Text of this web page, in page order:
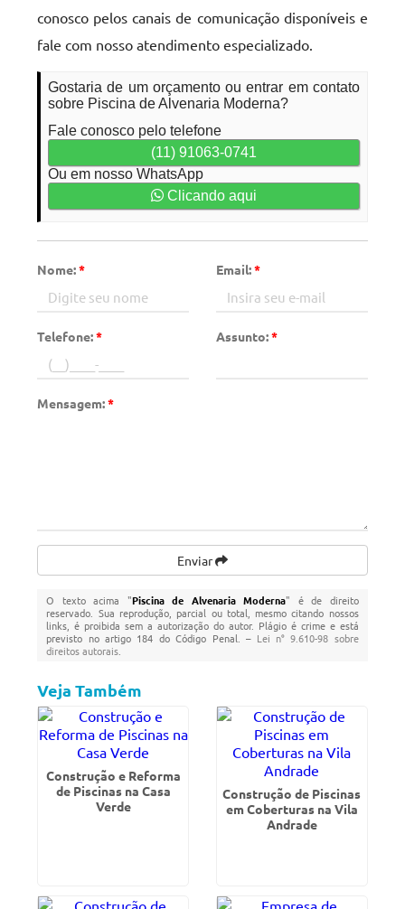
conosco pelos canais de comunicação disponíveis e
fale com nosso atendimento especializado.
Gostaria de um orçamento ou entrar em contato
sobre Piscina de Alvenaria Moderna?
Fale conosco pelo telefone
(11) 91063-0741
Ou em nosso WhatsApp
Clicando aqui
Nome:* Email:*
Telefone:* Assunto:*
Mensagem:*
Enviar
O texto acima "Piscina de Alvenaria Moderna" é de direito
reservado. Sua reprodução, parcial ou total, mesmo citando nossos
links, é proibida sem a autorização do autor. Plágio é crime e está
previsto no artigo 184 do Código Penal. – Lei n° 9.610-98 sobre
direitos autorais
Veja Também
Construção e Reforma
de Piscinas na Casa
Verde
Construção de Piscinas
em Coberturas na Vila
Andrade